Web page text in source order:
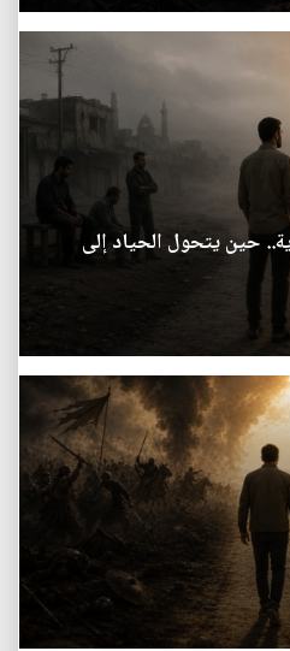
حين يتحول الحياد إلى